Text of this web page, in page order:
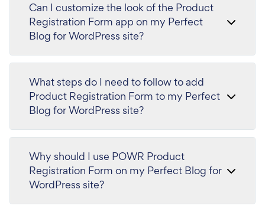
Can I customize the look of the Product
Registration Form app on my Perfect
Blog for WordPress site?
What steps do I need to follow to add
Product Registration Form to my Perfect
Blog for WordPress site?
Why should I use POWR Product
Registration Form on my Perfect Blog for
WordPress site?